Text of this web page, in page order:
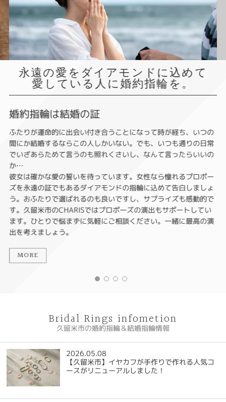
永遠の愛をダイアモンドに込めて
愛している人に婚約指輪を。
婚約指輪は結婚の証
ふたりが運命的に出会い付き合うことになって時が経ち、いつの
間にか結婚するならこの人しかいない。でも、いつも通りの日常
でいざあらためて言うのも照れくさいし、なんて言ったらいいの
か…
彼女は確かな愛の誓いを待っています。女性なら憧れるプロポー
ズを永遠の証でもあるダイアモンドの指輪に込めて告白しましょ
う。おふたりで選ばれるのも良いですし、サプライズも感動的で
す。久留米市のCHARISではプロポーズの演出もサポートしてい
ます。ひとりで悩まずに気軽にご相談ください。一緒に最高の演
出を考えましょう。
MORE
Bridal Rings infometion
久留米市の婚約指輪＆結婚指輪情報
2026.05.08
【久留米市】イヤカフが手作りで作れる人気コ
ースがリニューアルしました！